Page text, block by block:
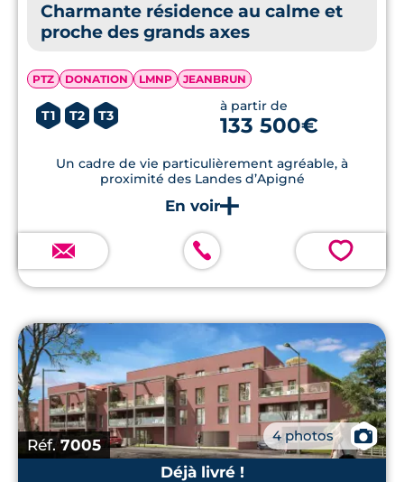
Charmante résidence au calme et
proche des grands axes
PTZ DONATION LMNP JEANBRUN
T1 T2 T3
à partir de
133 500€
Un cadre de vie particulièrement agréable, à
proximité des Landes d’Apigné
💗
Réf. 7005 4 photos
📷
Déjà livré !